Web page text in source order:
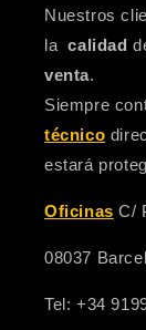
Nuestros
lacalidad
venta.
Siempre
técnico
estará
Oficinas C/
08037
Tel: +34